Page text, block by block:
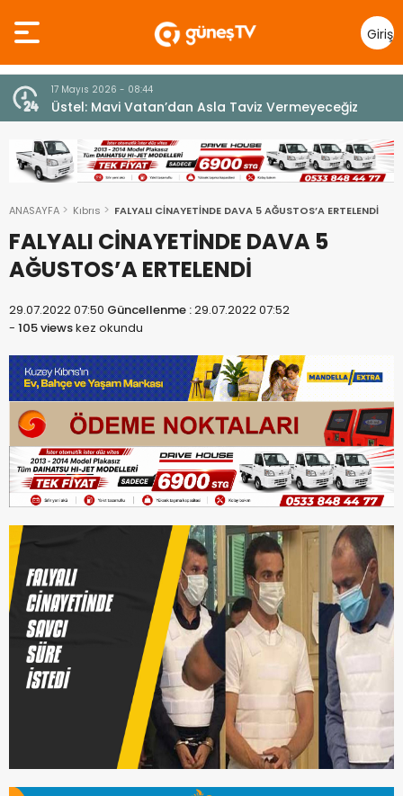
Giriş
Yap
7 Ağustos 2026 - 12:36
ÜSTEL: “ERENKÖY RUHU SONSUZA DEK YAŞAYACAK”
ANASAYFA Kıbrıs FALYALI CİNAYETİNDE DAVA 5 AĞUSTOS’A ERTELENDİ
FALYALI CİNAYETİNDE DAVA 5
AĞUSTOS’A ERTELENDİ
29.07.2022 07:50 Güncellenme :29.07.2022 07:52
- 105 viewskez okundu